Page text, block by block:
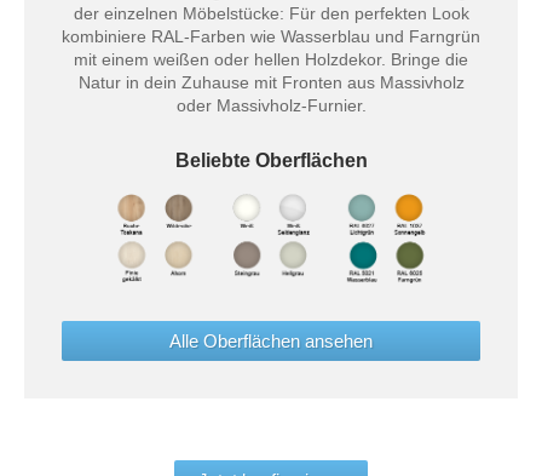
der einzelnen Möbelstücke: Für den perfekten Look
kombiniere RAL-Farben wie Wasserblau und Farngrün
mit einem weißen oder hellen Holzdekor. Bringe die
Natur in dein Zuhause mit Fronten aus Massivholz
oder Massivholz-Furnier.
Beliebte Oberflächen
Alle Oberflächen ansehen